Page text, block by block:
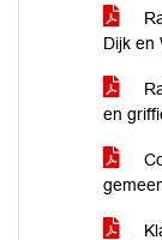
Dijk en
en